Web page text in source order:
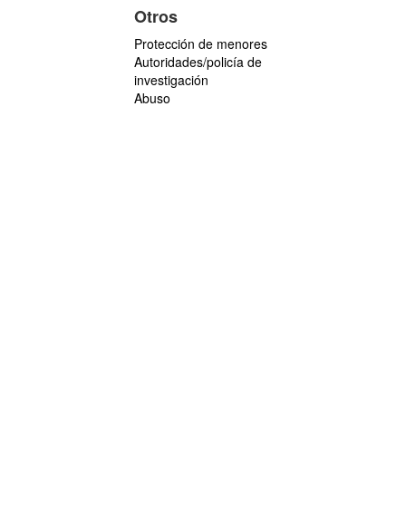
Otros
Protección de menores
Autoridades/policía de
investigación
Abuso